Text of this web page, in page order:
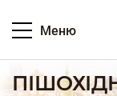
Меню